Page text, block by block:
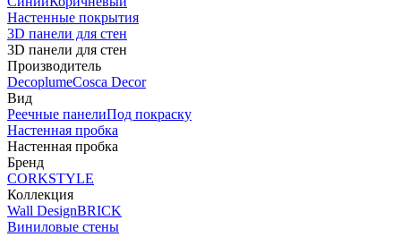
Настенные покрытия
3D панели для стен
3D панели для стен
Производитель
DecoplumeCosca Decor
Вид
Реечные панелиПод покраску
Настенная пробка
Настенная пробка
Бренд
CORKSTYLE
Коллекция
Wall DesignBRICK
Виниловые стены